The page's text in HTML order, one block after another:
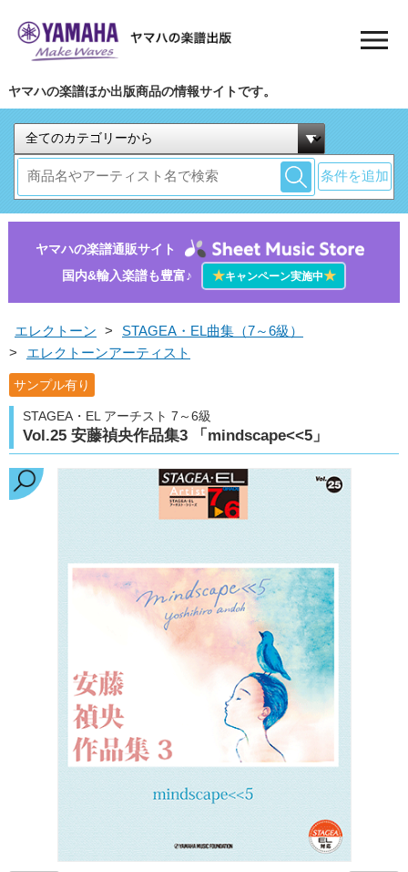
ヤマハの楽譜ほか出版商品の情報サイトです。
条件を追加
ヤマハの楽譜通販サイト
国内&輸入楽譜も豊富♪
★キャンペーン実施中★
エレクトーン >
STAGEA・EL曲集（7～6級）
>
エレクトーンアーティスト
サンプル有り
STAGEA・EL アーチスト 7～6級
Vol.25 安藤禎央作品集3 「mindscape<<5」